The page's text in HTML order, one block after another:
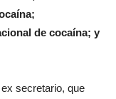
de cocaína; y
secretario, que